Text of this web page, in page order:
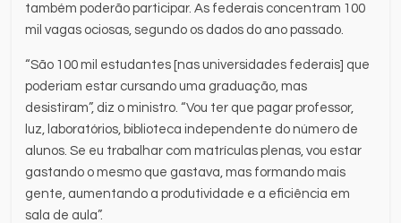
também poderão participar. As federais concentram 100
mil vagas ociosas, segundo os dados do ano passado.
“São 100 mil estudantes [nas universidades federais] que
poderiam estar cursando uma graduação, mas
desistiram”, diz o ministro. “Vou ter que pagar professor,
luz, laboratórios, biblioteca independente do número de
alunos. Se eu trabalhar com matrículas plenas, vou estar
gastando o mesmo que gastava, mas formando mais
gente, aumentando a produtividade e a eficiência em
sala de aula”.